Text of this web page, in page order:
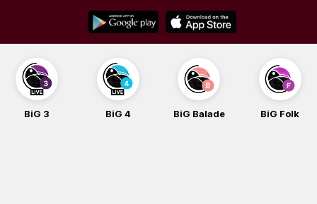
content
BiG 3 BiG 4 BiG Balade BiG Folk